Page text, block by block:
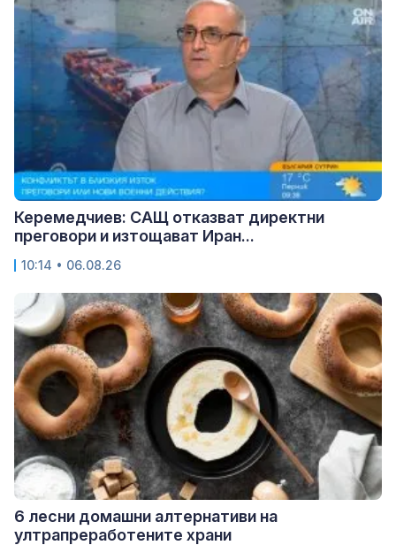
Керемедчиев: САЩ отказват директни
преговори и изтощават Иран...
10:14 • 06.08.26
6 лесни домашни алтернативи на
ултрапреработените храни